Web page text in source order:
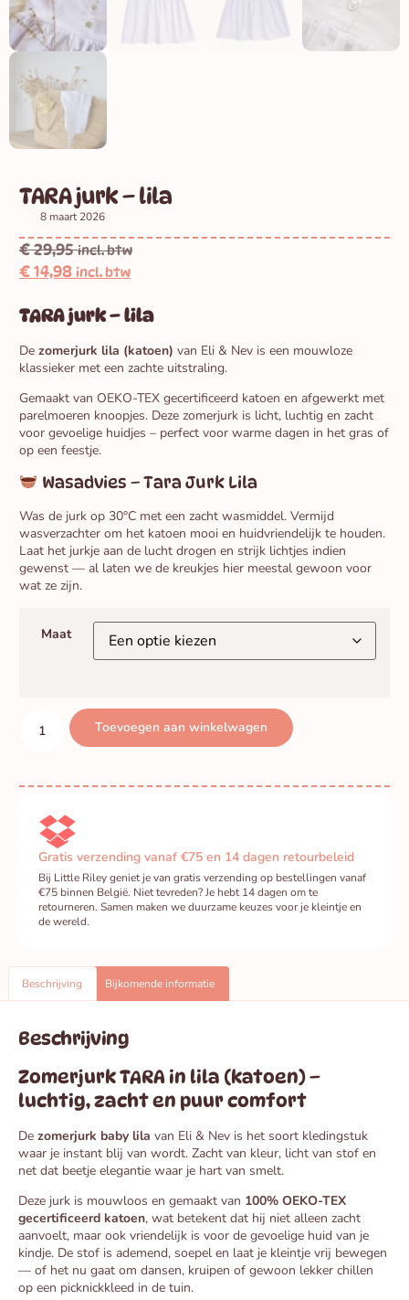
TARA jurk – lila
8 maart 2026
€29,95 incl. btw
€14,98 incl. btw
TARA jurk – lila
De zomerjurk lila (katoen) van Eli & Nev is een mouwloze
klassieker met een zachte uitstraling.
Gemaakt van OEKO-TEX gecertificeerd katoen en afgewerkt met
parelmoeren knoopjes. Deze zomerjurk is licht, luchtig en zacht
voor gevoelige huidjes – perfect voor warme dagen in het gras of
op een feestje.
Wasadvies – Tara Jurk Lila
Was de jurk op 30°C met een zacht wasmiddel. Vermijd
wasverzachter om het katoen mooi en huidvriendelijk te houden.
Laat het jurkje aan de lucht drogen en strijk lichtjes indien
gewenst — al laten we de kreukjes hier meestal gewoon voor
wat ze zijn.
Maat
Toevoegen aan winkelwagen
Gratis verzending vanaf €75 en 14 dagen retourbeleid
Bij Little Riley geniet je van gratis verzending op bestellingen vanaf
€75 binnen België. Niet tevreden? Je hebt 14 dagen om te
retourneren. Samen maken we duurzame keuzes voor je kleintje en
de wereld.
Beschrijving Bijkomende informatie
Beschrijving
Zomerjurk TARA in lila (katoen) –
luchtig, zacht en puur comfort
De zomerjurk baby lila van Eli & Nev is het soort kledingstuk
waar je instant blij van wordt. Zacht van kleur, licht van stof en
net dat beetje elegantie waar je hart van smelt.
Deze jurk is mouwloos en gemaakt van 100% OEKO-TEX
gecertificeerd katoen, wat betekent dat hij niet alleen zacht
aanvoelt, maar ook vriendelijk is voor de gevoelige huid van je
kindje. De stof is ademend, soepel en laat je kleintje vrij bewegen
— of het nu gaat om dansen, kruipen of gewoon lekker chillen
op een picknickkleed in de tuin.